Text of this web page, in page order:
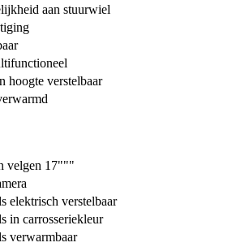
aan stuurwiel
hoogte verstelbaar
velgen 17"""
elektrisch verstelbaar
in carrosseriekleur
verwarmbaar